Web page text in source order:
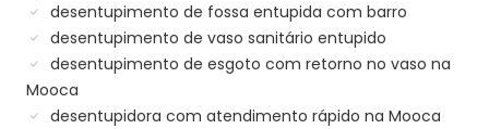
desentupimento de fossa entupida com barro
desentupimento de vaso sanitário entupido
desentupimento de esgoto com retorno no vaso na
Mooca
desentupidora com atendimento rápido na Mooca